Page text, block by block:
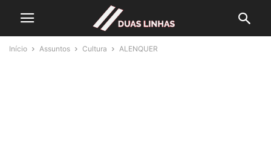
Início Assuntos Cultura ALENQUER